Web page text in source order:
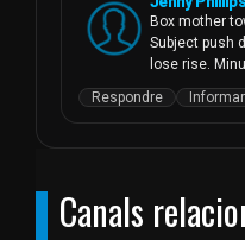
Canals
Box mother
Subject push
lose rise.
Respondre
Informar